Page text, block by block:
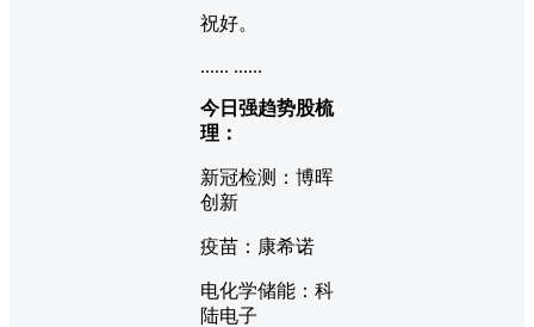
祝好。
...... ......
今日强趋势股梳
理：
新冠检测：博晖
创新
疫苗：康希诺
电化学储能：科
陆电子